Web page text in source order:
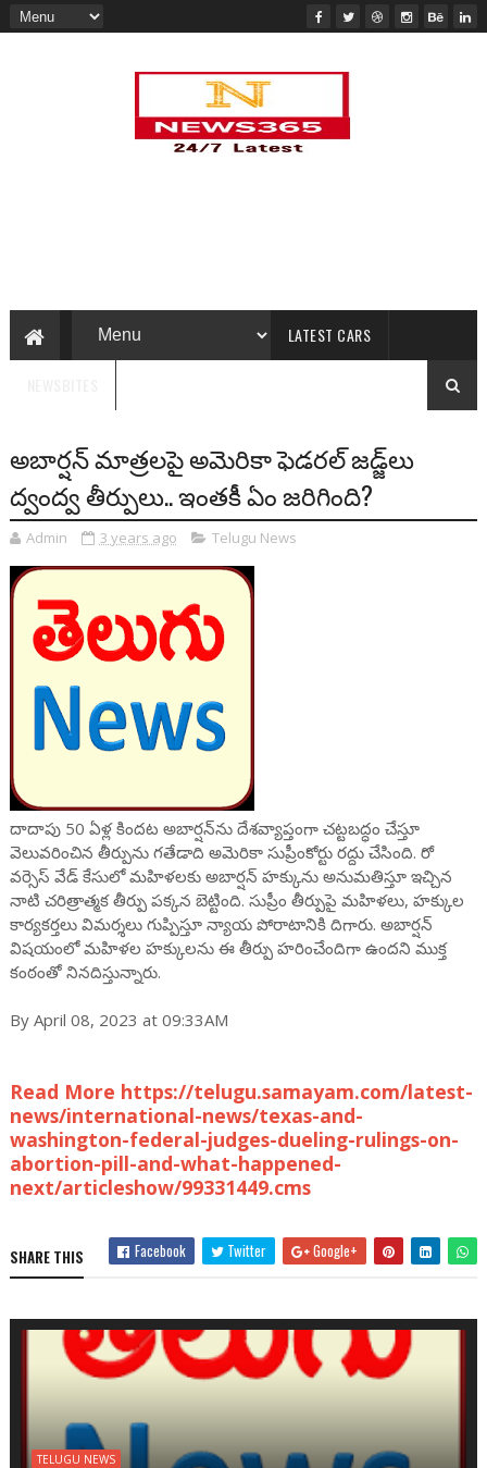
LATEST CARS
అబార్షన్ మాత్రలపై అమెరికా ఫెడరల్ జడ్జ్‌లు
ద్వంద్వ తీర్పులు.. ఇంతకీ ఏం జరిగింది?
Admin 3 years ago Telugu News
దాదాపు 50 ఏళ్ల కిందట అబార్షన్‌ను దేశవ్యాప్తంగా చట్టబద్ధం చేస్తూ
వెలువరించిన తీర్పును గతేడాది అమెరికా సుప్రీంకోర్టు రద్దు చేసింది. రో
వర్సెస్ వేడ్ కేసులో మహిళలకు అబార్షన్ హక్కును అనుమతిస్తూ ఇచ్చిన
నాటి చరిత్రాత్మక తీర్పు పక్కన బెట్టింది. సుప్రీం తీర్పుపై మహిళలు, హక్కుల
కార్యకర్తలు విమర్శలు గుప్పిస్తూ న్యాయ పోరాటానికి దిగారు. అబార్షన్‌
విషయంలో మహిళల హక్కులను ఈ తీర్పు హరించేందిగా ఉందని ముక్త
కంఠంతో నినదిస్తున్నారు.
By April 08, 2023 at 09:33AM
Read More https://telugu.samayam.com/latest-
news/international-news/texas-and-
washington-federal-judges-dueling-rulings-on-
abortion-pill-and-what-happened-
next/articleshow/99331449.cms
SHARE THIS Facebook Twitter Google+
TELUGU NEWS